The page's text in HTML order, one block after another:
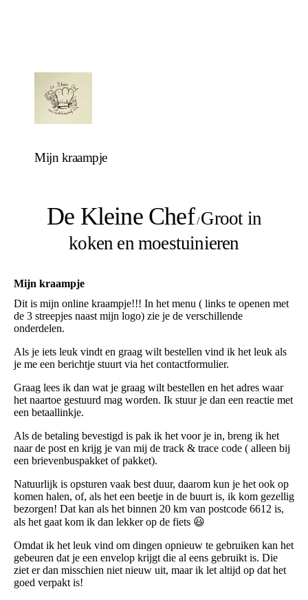
Mijn kraampje
De Kleine Chef/Groot in
koken en moestuinieren
Mijn kraampje
Dit is mijn online kraampje!!! In het menu ( links te openen met
de 3 streepjes naast mijn logo) zie je de verschillende
onderdelen.
Als je iets leuk vindt en graag wilt bestellen vind ik het leuk als
je me een berichtje stuurt via het contactformulier.
Graag lees ik dan wat je graag wilt bestellen en het adres waar
het naartoe gestuurd mag worden. Ik stuur je dan een reactie met
een betaallinkje.
Als de betaling bevestigd is pak ik het voor je in, breng ik het
naar de post en krijg je van mij de track & trace code ( alleen bij
een brievenbuspakket of pakket).
Natuurlijk is opsturen vaak best duur, daarom kun je het ook op
komen halen, of, als het een beetje in de buurt is, ik kom gezellig
bezorgen! Dat kan als het binnen 20 km van postcode 6612 is,
als het gaat kom ik dan lekker op de fiets 😃
Omdat ik het leuk vind om dingen opnieuw te gebruiken kan het
gebeuren dat je een envelop krijgt die al eens gebruikt is. Die
ziet er dan misschien niet nieuw uit, maar ik let altijd op dat het
goed verpakt is!